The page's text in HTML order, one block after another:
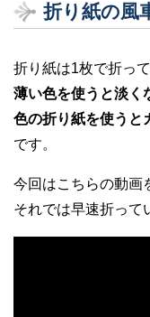
折り紙の風
折り紙は1枚で折って
薄い色を使うと淡く
色の折り紙を使うと
です。
今回はこちらの動画
それでは早速折って